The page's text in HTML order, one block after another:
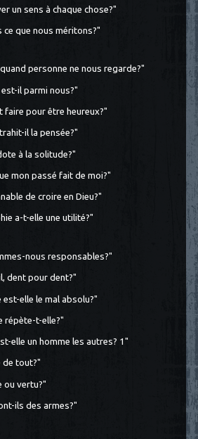
un sens à chaque chose?"
ce que nous méritons?"
personne ne nous regarde?"
il parmi nous?"
faire pour être heureux?"
il la pensée?"
à la solitude?"
mon passé fait de moi?"
de croire en Dieu?"
a-t-elle une utilité?"
nous responsables?"
dent pour dent?"
elle le mal absolu?"
répète-t-elle?"
elle un homme les autres? 1"
de tout?"
ou vertu?"
ils des armes?"